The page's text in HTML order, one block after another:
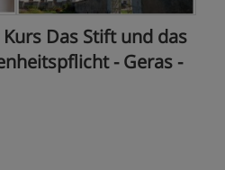
Das Stift und das
- Geras -